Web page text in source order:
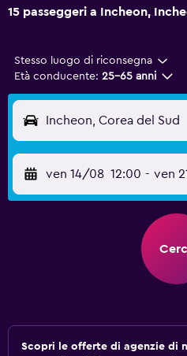
15 passeggeri a Incheon,
Stesso luogo di riconsegna
Età conducente: 25-65 anni
Incheon, Corea del Sud
ven 14/08 12:00 - ven
Scopri le offerte di agenzie di